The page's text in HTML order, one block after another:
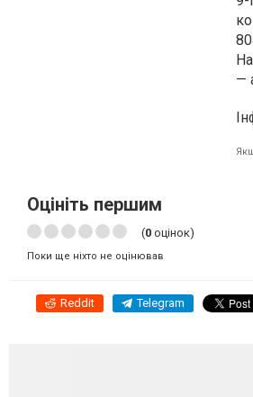
—
Оцініть першим
(0 оцінок)
Поки ще ніхто не оцінював
Reddit Telegram